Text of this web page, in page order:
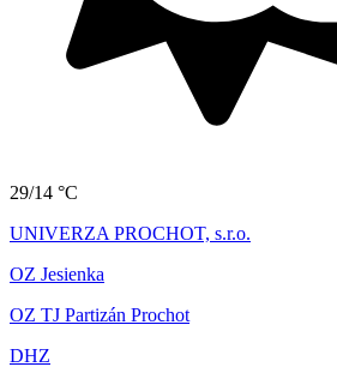
29/14 °C
UNIVERZA PROCHOT, s.r.o.
OZ Jesienka
OZ TJ Partizán Prochot
DHZ